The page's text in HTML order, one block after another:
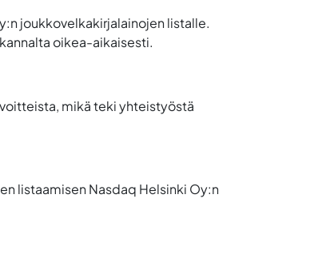
joukkovelkakirjalainojen listalle.
oikea-aikaisesti.
mikä teki yhteistyöstä
listaamisen Nasdaq Helsinki Oy:n